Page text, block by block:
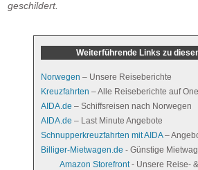
geschildert.
Weiterführende Links zu
Norwegen – Unsere Reiseberichte
Kreuzfahrten – Alle Reiseberichte auf
AIDA.de – Schiffsreisen nach Norwegen
AIDA.de – Last Minute Angebote
Schnupperkreuzfahrten mit AIDA–
Billiger-Mietwagen.de - Günstige
Amazon Storefront- Unsere Reise-